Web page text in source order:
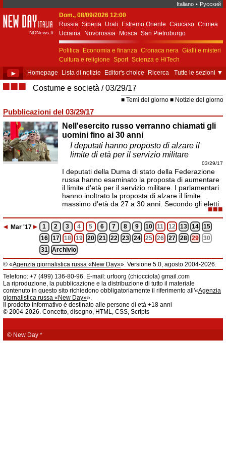
Italiano • Русский
New Day Italia
NDNews.It
Dom., 08/09/2026 12:00
Russia Siberia Urali Estremo Oriente Caucaso Crimea
Ucraina
Novorossia Mosca San Pietroburgo
Ekaterinburgo Kiev Simferopol
Sebastopoli
Politica
Economia e finanza Cronaca nera Gialli e misteri
Cultura e religione Sport Scienza e HiTech
Costume e società
Unione Europea
► Homepage Lista di notizie Editor's choice Ricerca Tutte le sezioni ▼
■■■ Costume e società 03/29/17
Temi del giorno Notizie del giorno
Pubblicazioni del 03/29/17
Nell'esercito russo verranno chiamati gli
uomini fino ai 30 anni
I deputati hanno proposto di alzare il
limite di età per il servizio militare
03/29/17
I deputati della Duma di stato della Federazione
russa hanno esaminato la proposta di aumentare
il limite d'età per il servizio militare. I parlamentari
hanno inoltrato la proposta di alzare il limite
massimo d'età da 27 a 30 anni. Secondo gli eletti
■■■
◄ Mar '17► 1 2 3 4 5 6 7 8 9 10 11 12 13 14
15
16
17 18 19 20 21 22 23 24 25 26 27 28 29
30
31
Archivio
© «Agenzia giornalistica russa «New Day»». Versione 5.0, agosto 2004-2026.
Informazioni
Agenzia giornalistica russa «New Day» registrata dal Servizio federale di
telecomunicazioni, tecnologie informatiche e mass media della Federazione
Russa. Certificato di registrazione dei mass media: EL № FS 77 - 61044 del 5
marzo 2015.
Fondatore: «New Day» S.r.l., indirizzo di redazione: 620014, città di
Ekaterinburgo, via Radišev, pal.6, scala «А», uff. 1104.
fornisce informazioni.
Telefono: +7 (499) 136-80-96. E-mail: urfoorg (chiocciola) gmail.com
La riproduzione, la pubblicazione e la distribuzione di tutto il materiale
contenuto in questo sito richiedono obbligatoriamente il riferimento all'«Agenzia
giornalistica russa «New Day»».
Il prodotto informativo è destinato alle persone di età +18 anni
© 2004-2026. Concetto, disegno, HTML, CSS, Scripts
© New Day *